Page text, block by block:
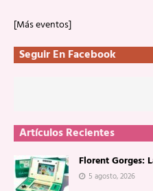
[Más eventos]
Seguir En Facebook
Artículos Recientes
Florent Gorges:
5 agosto, 2026